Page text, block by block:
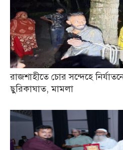
রাজশাহীতে চোর সন্দেহে
ছুরিকাঘাত, মামলা